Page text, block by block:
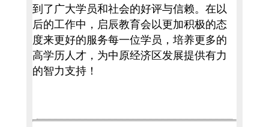
到了广大学员和社会的好评与信赖。在以
后的工作中，启辰教育会以更加积极的态
度来更好的服务每一位学员，培养更多的
高学历人才，为中原经济区发展提供有力
的智力支持！